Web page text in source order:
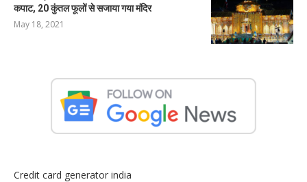
कपाट, 20 कुंतल फूलों से सजाया गया मंदिर
May 18, 2021
Credit card generator india